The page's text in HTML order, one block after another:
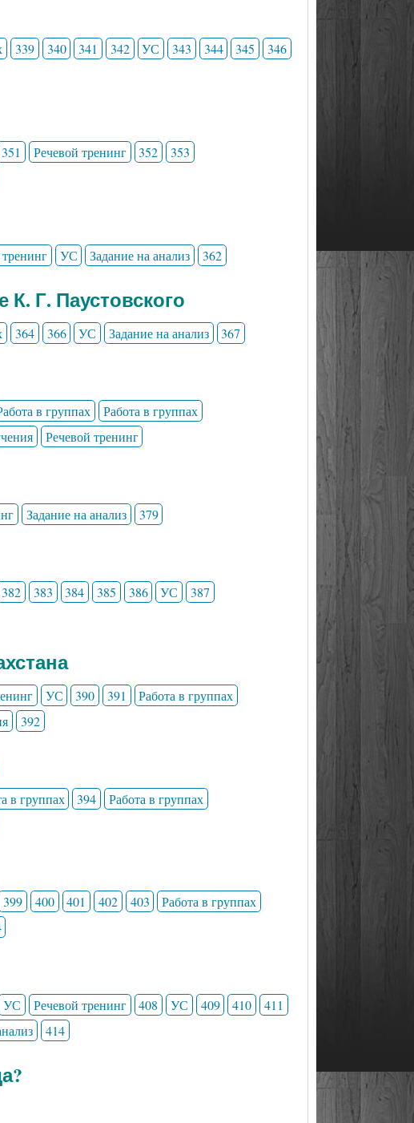
339 340 341 342 УС 343 344 345
346
351 Речевой тренинг 352
353
УС Задание на анализ 362
Г. Паустовского
364 366 УС Задание на анализ 367
в группах
Работа в группах
Речевой тренинг
Задание на анализ 379
382 383 384 385 386 УС
387
УС 390 391
Работа в группах
392
в группах 394
Работа в группах
399 400 401 402 403
Работа в группах
УС Речевой тренинг 408 УС 409 410
411
414